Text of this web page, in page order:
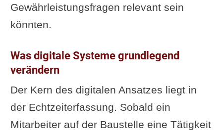
Gewährleistungsfragen relevant sein
könnten.
Was digitale Systeme grundlegend
verändern
Der Kern des digitalen Ansatzes liegt in
der Echtzeiterfassung. Sobald ein
Mitarbeiter auf der Baustelle eine Tätigkeit